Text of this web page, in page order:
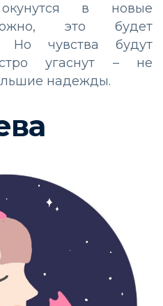
в новые
это будет
Но чувства будут
угаснут – не
надежды.